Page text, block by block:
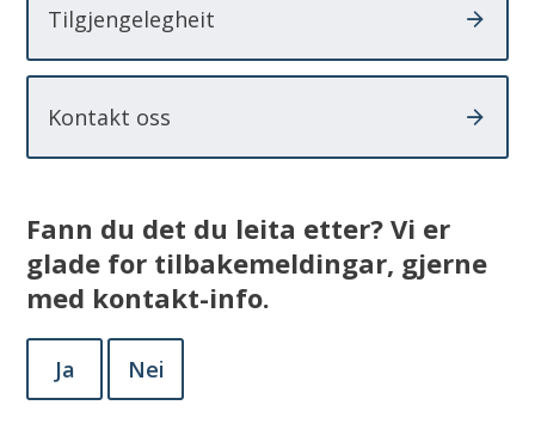
Tilgjengelegheit
Kontakt oss
Fann du det du leita etter? Vi er
glade for tilbakemeldingar, gjerne
med kontakt-info.
Ja Nei